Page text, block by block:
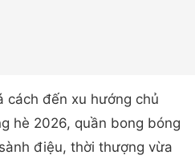
cách đến xu hướng chủ
hè 2026, quần bong bóng
điệu, thời thượng vừa